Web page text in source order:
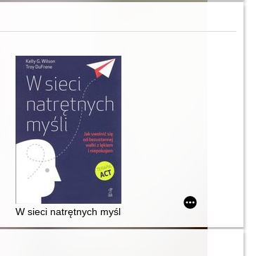
zaangażowania
psychicznej
granice i budować świadome relacje
W sieci natrętnych myśli : jak uwolnić się od